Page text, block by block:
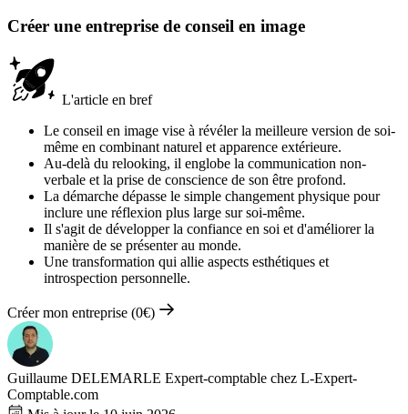
Créer une entreprise de conseil en image
L'article en bref
Le conseil en image vise à révéler la meilleure version de soi-
même en combinant naturel et apparence extérieure.
Au-delà du relooking, il englobe la communication non-
verbale et la prise de conscience de son être profond.
La démarche dépasse le simple changement physique pour
inclure une réflexion plus large sur soi-même.
Il s'agit de développer la confiance en soi et d'améliorer la
manière de se présenter au monde.
Une transformation qui allie aspects esthétiques et
introspection personnelle.
Créer mon entreprise (0€)
Guillaume DELEMARLE Expert-comptable chez L-Expert-
Comptable.com